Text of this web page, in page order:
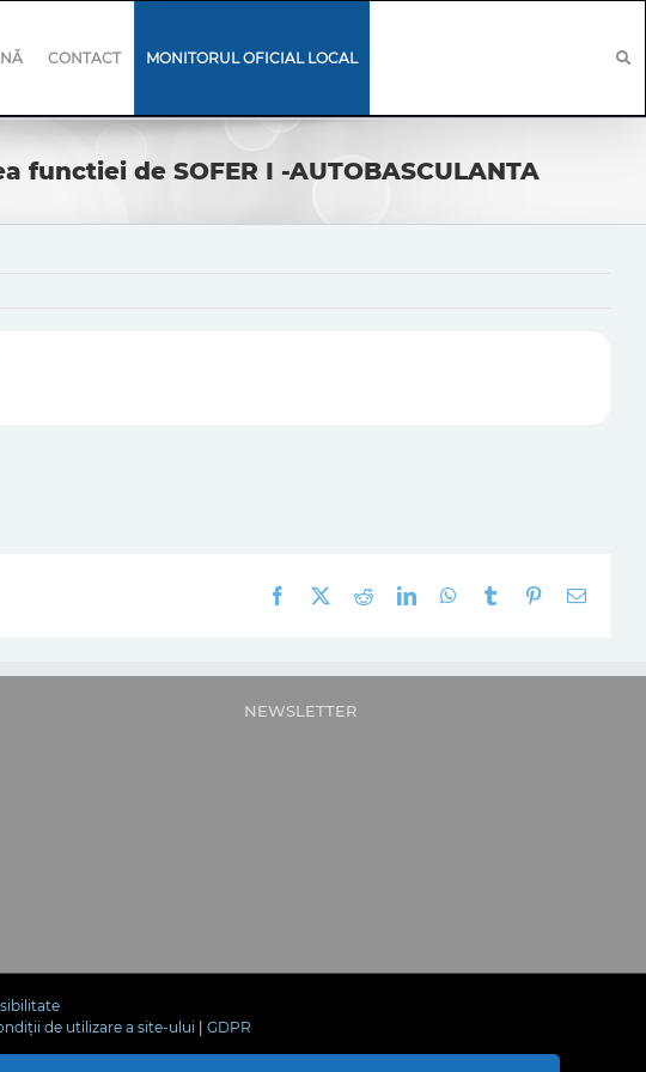
CONTACT MONITORUL OFICIAL LOCAL
de SOFER I -AUTOBASCULANTA
Facebook RedditLinkedInWhatsApp
Tumblr Pinterest
E-
NEWSLETTER
de utilizare a site-ului GDPR